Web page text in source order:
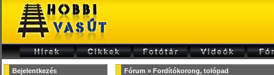
Bejelentkezés
Fórum » Fordítókorong, tolópad